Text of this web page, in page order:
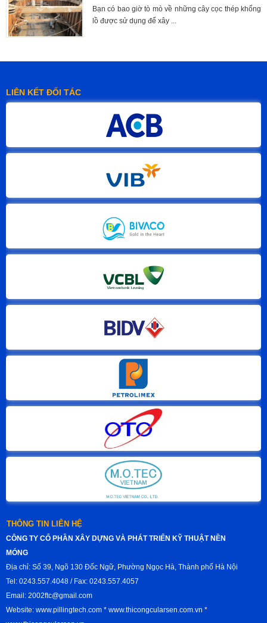
Bạn có bao giờ tò mò về những cây cọc thép khổng
lồ được sử dụng để xây ...
LIÊN KẾT ĐỐI TÁC
THÔNG TIN LIÊN HỆ
CÔNG TY CỔ PHẦN XÂY DỰNG VÀ PHÁT TRIỂN KỸ THUẬT NỀN
MÓNG
Địa chỉ: Số 39, Ngõ 130 Đốc Ngữ, Phường Ngọc Hà, Thành phố Hà Nội
Tel: 0243.557.4048 / Fax: 0243.557.4057
Email: 2002ftc@gmail.com
Website: www.pillingtech.com * www.thicongcularsen.com.vn *